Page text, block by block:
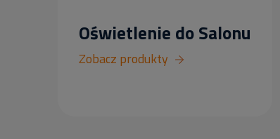
Oświetlenie do Salonu
Zobacz produkty